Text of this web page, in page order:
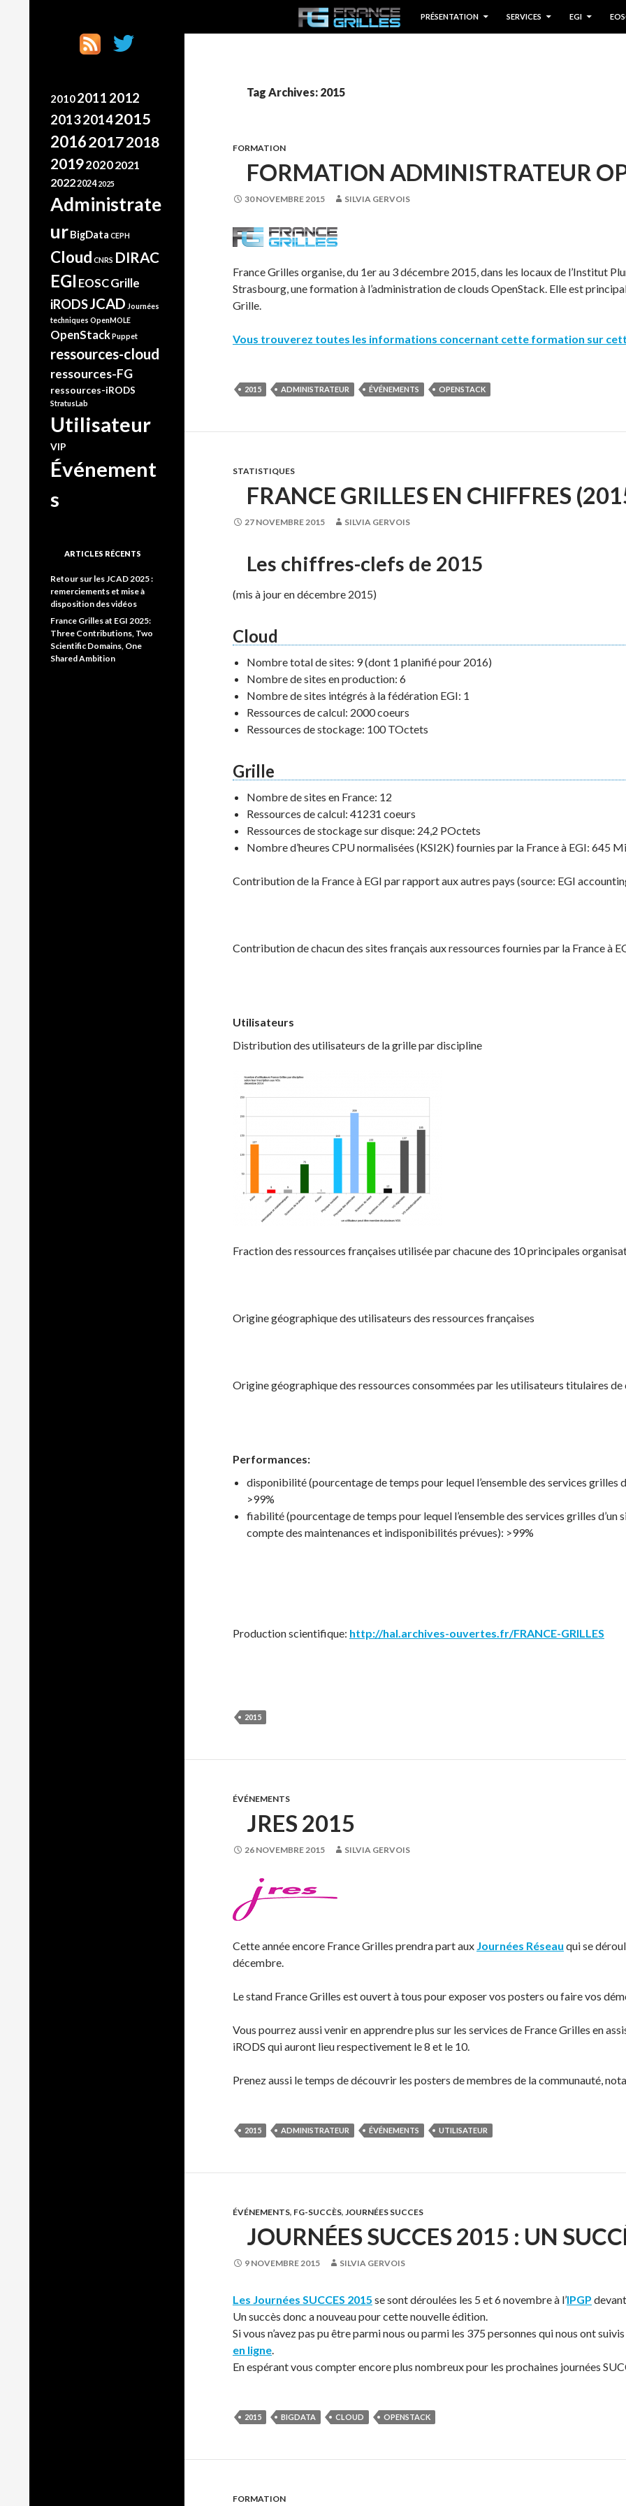
PRÉSENTATION
SERVICES EGI
Tag Archives: 2015
FORMATION
FORMATION ADMINISTRATEUR
30 NOVEMBRE 2015 SILVIA GERVOIS
France Grilles organise, du 1er au 3 décembre 2015, dans les locaux de l’Institut
Strasbourg, une formation à l’administration de clouds OpenStack. Elle est
Grille.
Vous trouverez toutes les informations concernant cette formation sur
2015 ADMINISTRATEUR ÉVÉNEMENTS OPENSTACK
STATISTIQUES
FRANCE GRILLES EN CHIFFRES
27 NOVEMBRE 2015 SILVIA GERVOIS
Les chiffres-clefs de 2015
(mis à jour en décembre 2015)
Cloud
Nombre total de sites: 9 (dont 1 planifié pour 2016)
Nombre de sites en production: 6
Nombre de sites intégrés à la fédération EGI: 1
Ressources de calcul: 2000 coeurs
Ressources de stockage: 100 TOctets
Grille
Nombre de sites en France: 12
Ressources de calcul: 41231 coeurs
Ressources de stockage sur disque: 24,2 POctets
Nombre d’heures CPU normalisées (KSI2K) fournies par la France à EGI: 645
Contribution de la France à EGI par rapport aux autres pays (source: EGI
Contribution de chacun des sites français aux ressources fournies par la France à
Utilisateurs
Distribution des utilisateurs de la grille par discipline
Fraction des ressources françaises utilisée par chacune des 10 principales
Origine géographique des utilisateurs des ressources françaises
Origine géographique des ressources consommées par les utilisateurs titulaires
Performances:
disponibilité (pourcentage de temps pour lequel l’ensemble des services grilles
>99%
fiabilité (pourcentage de temps pour lequel l’ensemble des services grilles
compte des maintenances et indisponibilités prévues): >99%
Production scientifique: http://hal.archives-ouvertes.fr/FRANCE-GRILLES
2015
ÉVÉNEMENTS
JRES 2015
26 NOVEMBRE 2015 SILVIA GERVOIS
Cette année encore France Grilles prendra part aux Journées Réseau qui se
décembre.
Le stand France Grilles est ouvert à tous pour exposer vos posters ou faire vos
Vous pourrez aussi venir en apprendre plus sur les services de France Grilles en
iRODS qui auront lieu respectivement le 8 et le 10.
Prenez aussi le temps de découvrir les posters de membres de la communauté,
2015 ADMINISTRATEUR ÉVÉNEMENTS UTILISATEUR
ÉVÉNEMENTS, FG-SUCCÈS, JOURNÉES SUCCES
JOURNÉES SUCCES 2015 : UN
9 NOVEMBRE 2015 SILVIA GERVOIS
Les Journées SUCCES 2015 se sont déroulées les 5 et 6 novembre à l’IPGP
Un succès donc a nouveau pour cette nouvelle édition.
Si vous n’avez pas pu être parmi nous ou parmi les 375 personnes qui nous ont
en ligne.
En espérant vous compter encore plus nombreux pour les prochaines journées
2015 BIGDATA CLOUD OPENSTACK
FORMATION
Going the extra mile
20102011 2012
201320142015
201620172018
201920202021
20222024 2025
Administrate
urBigData CEPH
Cloud CNRS DIRAC
EGI EOSCGrille
iRODSJCAD Journées
techniques OpenMOLE
OpenStackPuppet
ressources-cloud
ressources-FG
ressources-iRODS
StratusLab
Utilisateur
VIP
Événement
s
ARTICLES RÉCENTS
Retour sur les JCAD 2025 :
remerciements et mise à
disposition des vidéos
France Grilles at EGI 2025:
Three Contributions, Two
Scientific Domains, One
Shared Ambition